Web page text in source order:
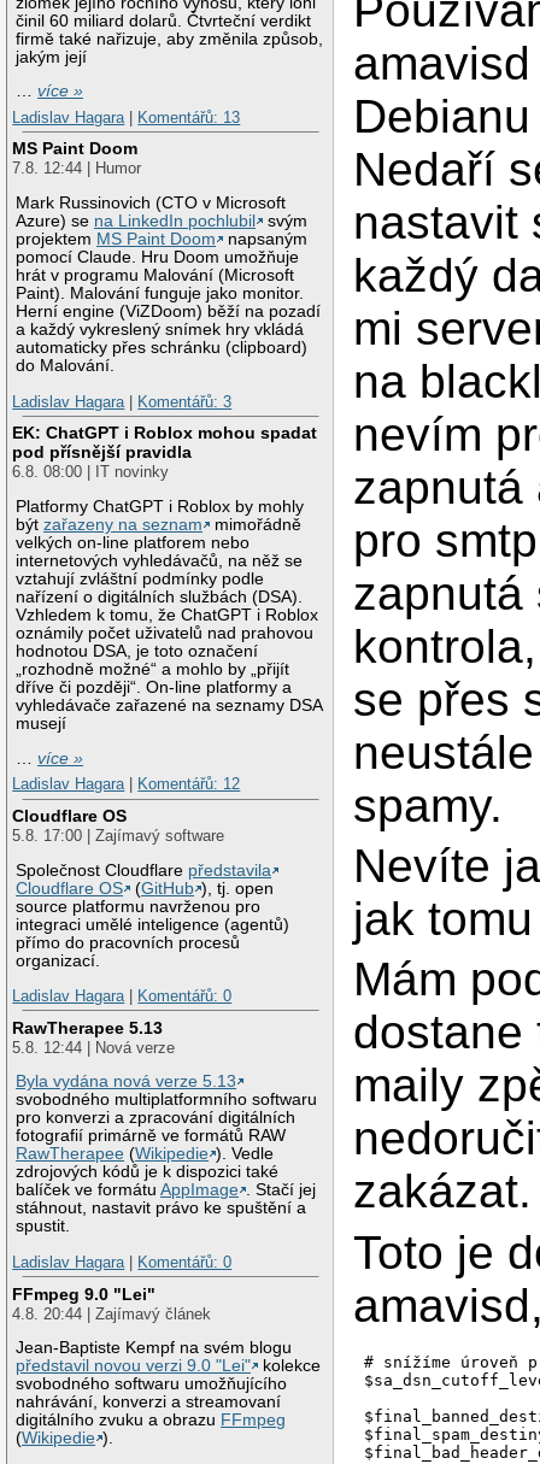
činil 60 miliard dolarů. Čtvrteční verdikt
firmě také nařizuje, aby změnila způsob,
jakým její
…více »
Ladislav Hagara
Komentářů: 13
MS Paint Doom
7.8. 12:44 | Humor
Mark Russinovich (CTO v Microsoft
Azure) se na LinkedIn pochlubil
svým
projektem MS Paint Doom
napsaným
pomocí Claude. Hru Doom umožňuje
hrát v programu Malování (Microsoft
Paint). Malování funguje jako monitor.
Herní engine (ViZDoom) běží na pozadí
a každý vykreslený snímek hry vkládá
automaticky přes schránku (clipboard)
do Malování.
Ladislav Hagara
Komentářů: 3
EK: ChatGPT i Roblox mohou spadat
pod přísnější pravidla
6.8. 08:00 | IT novinky
Platformy ChatGPT i Roblox by mohly
býtzařazeny na seznam
mimořádně
velkých on-line platforem nebo
internetových vyhledávačů, na něž se
vztahují zvláštní podmínky podle
nařízení o digitálních službách (DSA).
Vzhledem k tomu, že ChatGPT i Roblox
oznámily počet uživatelů nad prahovou
hodnotou DSA, je toto označení
„rozhodně možné“ a mohlo by „přijít
dříve či později“. On-line platformy a
vyhledávače zařazené na seznamy DSA
musejí
…více »
Ladislav Hagara| Komentářů: 12
Cloudflare OS
5.8. 17:00 | Zajímavý software
Společnost Cloudflare představila
Cloudflare OS
(GitHub ), tj. open
source platformu navrženou pro
integraci umělé inteligence (agentů)
přímo do pracovních procesů
organizací.
Ladislav Hagara| Komentářů: 0
RawTherapee 5.13
5.8. 12:44 | Nová verze
Byla vydána nová verze 5.13
svobodného multiplatformního softwaru
pro konverzi a zpracování digitálních
fotografií primárně ve formátů RAW
RawTherapee (Wikipedie ). Vedle
zdrojových kódů je k dispozici také
balíček ve formátuAppImage . Stačí jej
stáhnout, nastavit právo ke spuštění a
spustit.
Ladislav Hagara| Komentářů: 0
FFmpeg 9.0 "Lei"
4.8. 20:44 | Zajímavý článek
Jean-Baptiste Kempf na svém blogu
představil novou verzi 9.0 "Lei"
kolekce
svobodného softwaru umožňujícího
nahrávání, konverzi a streamovaní
digitálního zvuku a obrazu FFmpeg
(Wikipedie ).
Nedaří
nastavit
každý
mi
na
nevím
zapnutá
pro
zapnutá
se přes
spamy.
Nevíte
jak
Mám
dostane
maily
zakázat.
Toto je
# snížíme úroveň